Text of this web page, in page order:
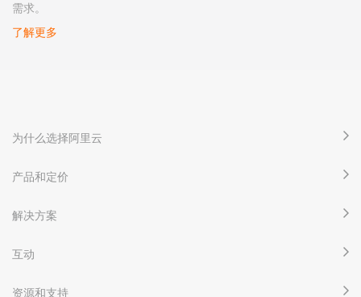
需求。
了解更多
为什么选择阿里云
产品和定价
解决方案
互动
资源和支持